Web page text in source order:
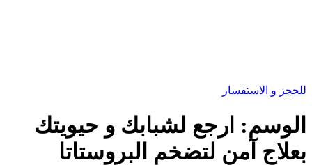
للحجز و الاستفسار
الوسم: ارجع لشبابك و حيويتك
بعلاج آمن لتضخم البروستاتا